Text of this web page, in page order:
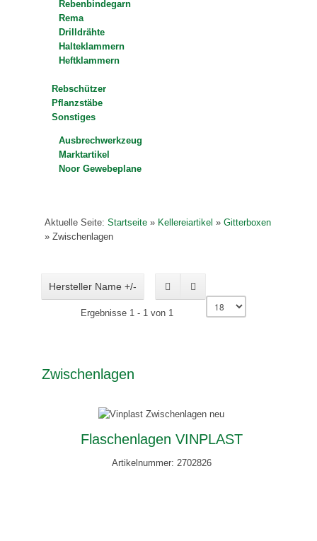
Rebenbindegarn
Rema
Drilldrähte
Halteklammern
Heftklammern
Rebschützer
Pflanzstäbe
Sonstiges
Ausbrechwerkzeug
Marktartikel
Noor Gewebeplane
Aktuelle Seite:Startseite » Kellereiartikel »Gitterboxen
»Zwischenlagen
Hersteller Name +/-
Ergebnisse 1 - 1 von 1
Zwischenlagen
Flaschenlagen VINPLAST
Artikelnummer: 2702826